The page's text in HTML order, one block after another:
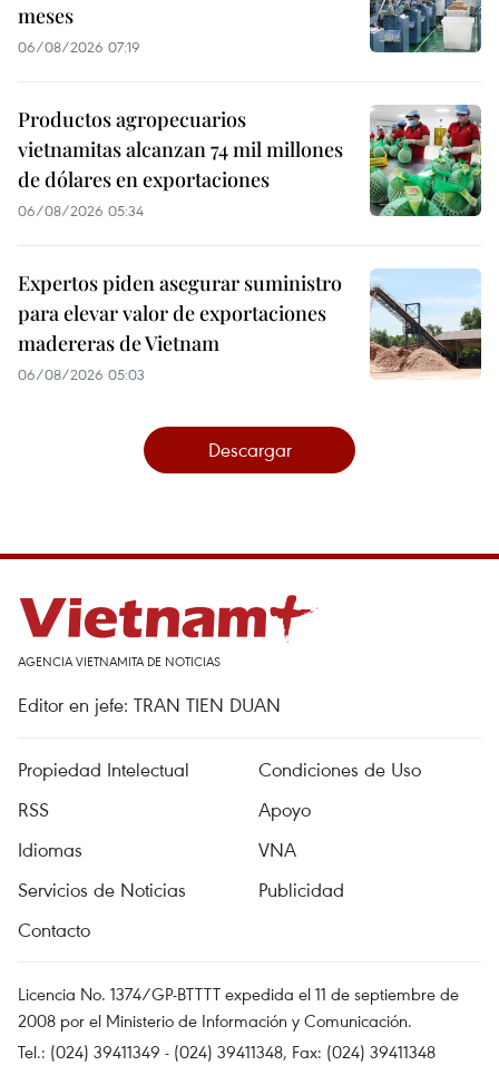
meses
06/08/2026 07:19
Productos agropecuarios
vietnamitas alcanzan 74 mil millones
de dólares en exportaciones
06/08/2026 05:34
Expertos piden asegurar suministro
para elevar valor de exportaciones
madereras de Vietnam
06/08/2026 05:03
Descargar
AGENCIA VIETNAMITA DE NOTICIAS
Editor en jefe: TRAN TIEN DUAN
Propiedad Intelectual
Condiciones de Uso
RSS
Apoyo
Idiomas
VNA
Servicios de Noticias
Publicidad
Contacto
Licencia No. 1374/GP-BTTTT expedida el 11 de septiembre de
2008 por el Ministerio de Información y Comunicación.
Tel.: (024) 39411349 - (024) 39411348, Fax: (024) 39411348